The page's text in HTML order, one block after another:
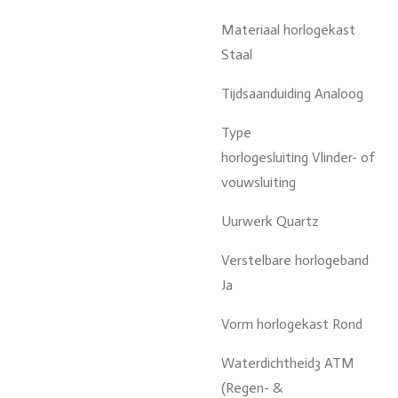
Materiaal horlogekast
Staal
Tijdsaanduiding Analoog
Type
horlogesluiting Vlinder- of
vouwsluiting
Uurwerk Quartz
Verstelbare horlogeband
Ja
Vorm horlogekast Rond
Waterdichtheid3 ATM
(Regen- &